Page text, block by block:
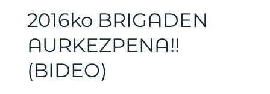
2016ko BRIGADEN
AURKEZPENA!!
(BIDEO)